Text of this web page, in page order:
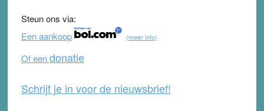
b
o
o
k
b
e
Steun ons via:
Een aankoop
(meer info)
Of eendonatie
Schrijf je in voor de nieuwsbrief!